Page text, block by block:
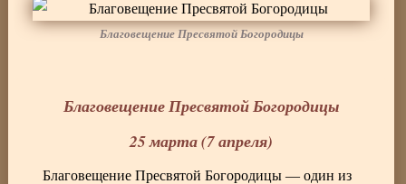
Благовещение Пресвятой Богородицы
Благовещение Пресвятой Богородицы
25 марта (7 апреля)
Благовещение Пресвятой Богородицы — один из